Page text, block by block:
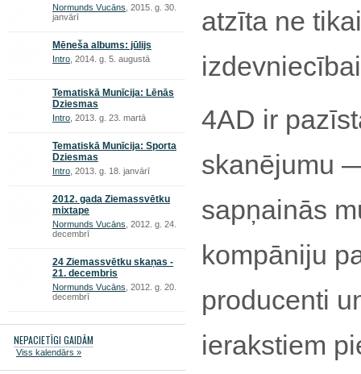
Normunds Vucāns , 2015. g. 30.
janvārī
Mēneša albums: jūlijs
Intro , 2014. g. 5. augustā
Tematiskā Munīcija: Lēnās
Dziesmas
Intro , 2013. g. 23. martā
Tematiskā Munīcija: Sporta
Dziesmas
Intro , 2013. g. 18. janvārī
2012. gada Ziemassvētku
mixtape
Normunds Vucāns , 2012. g. 24.
decembrī
24 Ziemassvētku skaņas -
21. decembris
Normunds Vucāns , 2012. g. 20.
decembrī
NEPACIETĪGI GAIDĀM
Viss kalendārs »
atzīta ne
4AD ir
skanējumu
sapņainās
kompāniju
producenti
ierakstiem